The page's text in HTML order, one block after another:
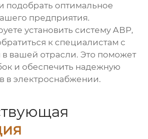
подобрать оптимальное
предприятия.
установить систему АВР,
к специалистам с
вашей отрасли. Это поможет
и обеспечить надежную
в электроснабжении.